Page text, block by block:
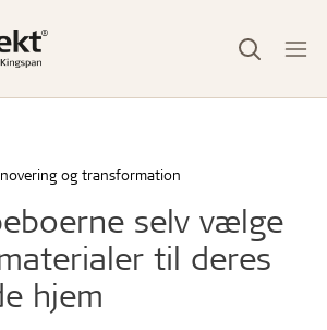
og transformation
selv vælge
til deres
hjem